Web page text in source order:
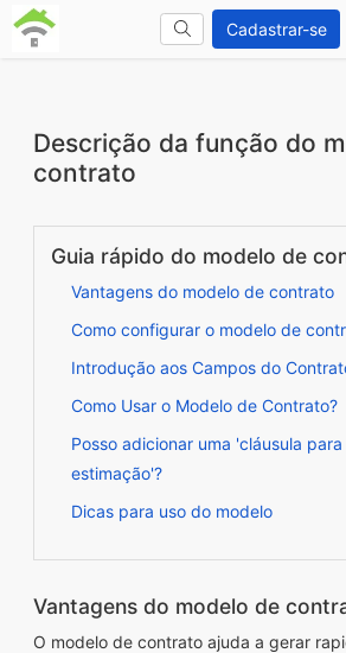
Cadastrar-se
Descrição da função do
contrato
Guia rápido do modelo de
Vantagens do modelo de contrato
Como configurar o modelo de
Introdução aos Campos do
Como Usar o Modelo de Contrato?
Posso adicionar uma 'cláusula
estimação'?
Dicas para uso do modelo
Vantagens do modelo de
O modelo de contrato ajuda a gerar